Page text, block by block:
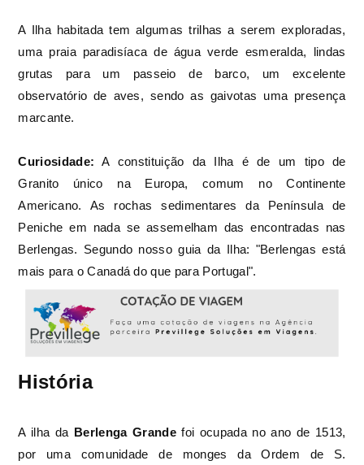
A Ilha habitada tem algumas trilhas a serem exploradas,
uma praia paradisíaca de água verde esmeralda, lindas
grutas para um passeio de barco, um excelente
observatório de aves, sendo as gaivotas uma presença
marcante.
Curiosidade: A constituição da Ilha é de um tipo de
Granito único na Europa, comum no Continente
Americano. As rochas sedimentares da Península de
Peniche em nada se assemelham das encontradas nas
Berlengas. Segundo nosso guia da Ilha: "Berlengas está
mais para o Canadá do que para Portugal".
História
A ilha da Berlenga Grandefoi ocupada no ano de 1513,
por uma comunidade de monges da Ordem de S.